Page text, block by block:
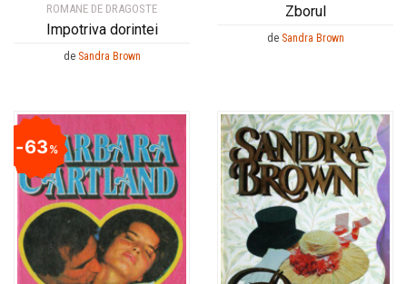
ROMANE DE DRAGOSTE
Impotriva dorintei
de Sandra Brown
Zborul
de Sandra Brown
63%